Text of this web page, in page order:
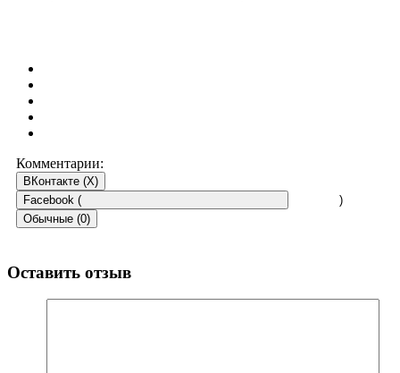
Комментарии:
ВКонтакте (X)
Facebook (
)
Обычные (0)
Оставить отзыв